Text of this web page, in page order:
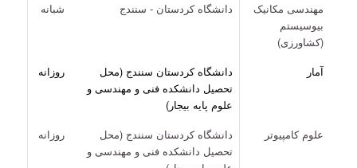
مهندسی مکانیک
بیوسیستم
(کشاورزی)
دانشگاه کردستان - سنندج شبانه
آمار
دانشگاه کردستان سنندج (محل
تحصیل دانشکده فنی و مهندسی و
علوم پایه بیجار)
روزانه
علوم کامپیوتر
دانشگاه کردستان سنندج (محل
تحصیل دانشکده فنی و مهندسی و
روزانه